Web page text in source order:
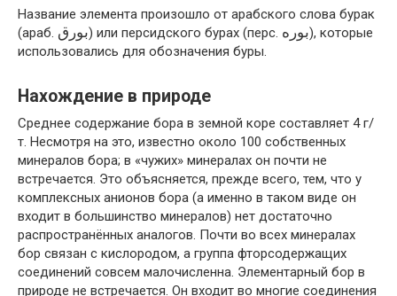
Название элемента произошло от арабского слова бурак
(араб. بورق‎) или персидского бурах (перс. بوره‎), которые
использовались для обозначения буры.
Нахождение в природе
Среднее содержание бора в земной коре составляет 4 г/
т. Несмотря на это, известно около 100 собственных
минералов бора; в «чужих» минералах он почти не
встречается. Это объясняется, прежде всего, тем, что у
комплексных анионов бора (а именно в таком виде он
входит в большинство минералов) нет достаточно
распространённых аналогов. Почти во всех минералах
бор связан с кислородом, а группа фторсодержащих
соединений совсем малочисленна. Элементарный бор в
природе не встречается. Он входит во многие соединения